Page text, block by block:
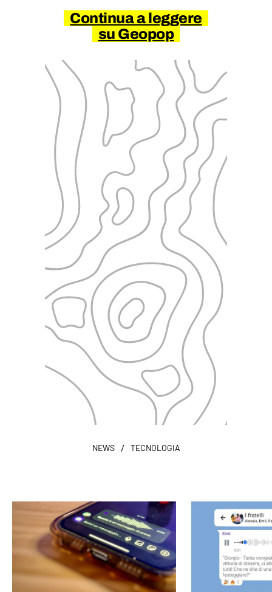
Continua a leggere
su Geopop
NEWS / TECNOLOGIA